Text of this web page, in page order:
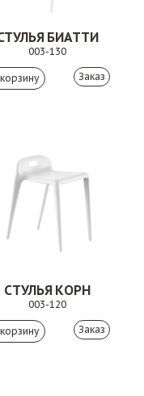
БИАТТИ
003-130
Заказ
СТУЛЬЯ КОРН
003-120
Заказ